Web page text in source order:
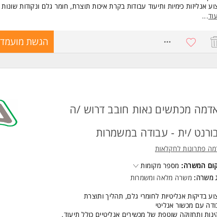
אנליזות כימיות ותיעוד עבודות בקרת איכות תוצרת, חומר גלם ונקודות
ת כימיה- חובה.
קודם בתפקיד דומה -חובה
עוד...
הגשת
מכתשים נאות חובב דרוש /ה
/ית - עבודה במשמרות
פתרונות לחקלאות
המשרה: מספר מקומות
משרה: משרה מלאה ומשמרות
בדיקות אנליטיות לחומרי גלם, תהליך ותוצרת
עם מכשור אנליטי
ותחזוקה שוטפת של מכשירים אנליטיים כולל תיעוד.